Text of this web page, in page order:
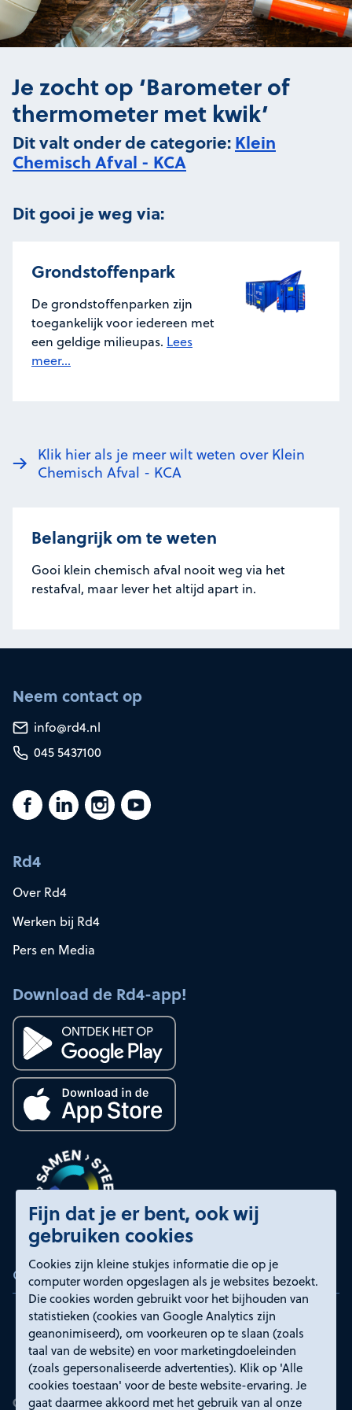
Fijn dat je er bent, ook wij
gebruiken cookies
Cookies zijn kleine stukjes informatie die op je
computer worden opgeslagen als je websites bezoekt.
Die cookies worden gebruikt voor het bijhouden van
statistieken (cookies van Google Analytics zijn
geanonimiseerd), om voorkeuren op te slaan (zoals
taal van de website) en voor marketingdoeleinden
(zoals gepersonaliseerde advertenties). Klik op 'Alle
cookies toestaan' voor de beste website-ervaring. Je
gaat daarmee akkoord met het gebruik van al onze
Je zocht op ‘Barometer of
thermometer met kwik’
Dit valt onder de categorie:Klein
Chemisch Afval - KCA
Dit gooi je weg via:
Grondstoffenpark
De grondstoffenparken zijn
toegankelijk voor iedereen met
een geldige milieupas. Lees
meer...
Klik hier als je meer wilt weten over Klein
Chemisch Afval - KCA
Belangrijk om te weten
Gooi klein chemisch afval nooit weg via het
restafval, maar lever het altijd apart in.
Neem contact op
info@rd4.nl
045 5437100
Rd4
Over Rd4
Werken bij Rd4
Pers en Media
Download de Rd4-app!
Certificeringen